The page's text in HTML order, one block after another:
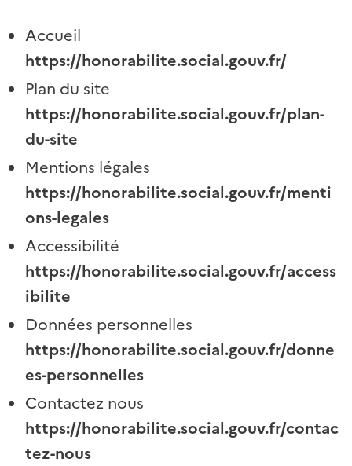
Accueil
https://honorabilite.social.gouv.fr/
Plan du site
https://honorabilite.social.gouv.fr/plan-
du-site
Mentions légales
https://honorabilite.social.gouv.fr/menti
ons-legales
Accessibilité
https://honorabilite.social.gouv.fr/access
ibilite
Données personnelles
https://honorabilite.social.gouv.fr/donne
es-personnelles
Contactez nous
https://honorabilite.social.gouv.fr/contac
tez-nous